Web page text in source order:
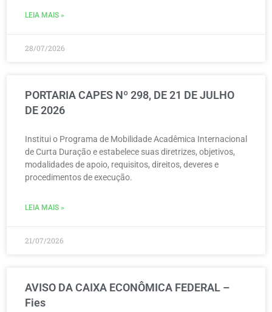
LEIA MAIS »
28/07/2026
PORTARIA CAPES Nº 298, DE 21 DE JULHO
DE 2026
Institui o Programa de Mobilidade Acadêmica Internacional
de Curta Duração e estabelece suas diretrizes, objetivos,
modalidades de apoio, requisitos, direitos, deveres e
procedimentos de execução.
LEIA MAIS »
21/07/2026
AVISO DA CAIXA ECONÔMICA FEDERAL –
Fies